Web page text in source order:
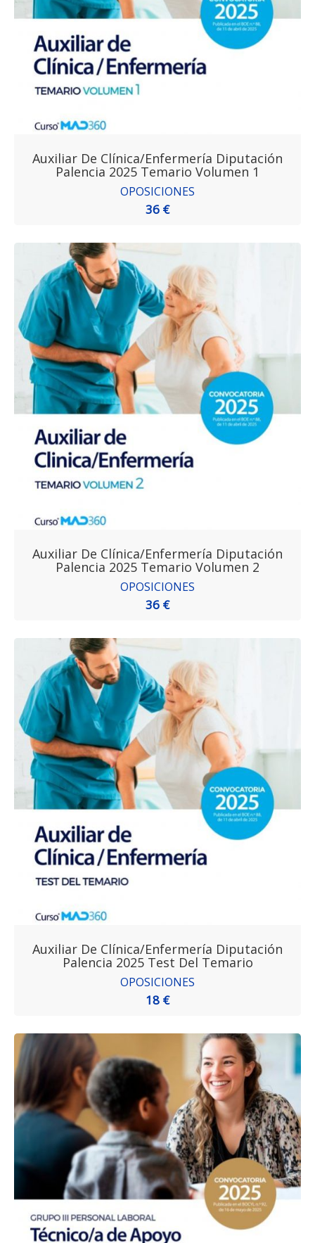
Auxiliar De Clínica/Enfermería Diputación
Palencia 2025 Temario Volumen 1
OPOSICIONES
36 €
Auxiliar De Clínica/Enfermería Diputación
Palencia 2025 Temario Volumen 2
OPOSICIONES
36 €
Auxiliar De Clínica/Enfermería Diputación
Palencia 2025 Test Del Temario
OPOSICIONES
18 €